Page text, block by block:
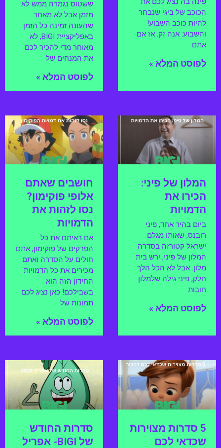
הכוכב של ביגי שנבחר
להיות כוכב השבוע!
והשבוע: אנה זק. אז אם
אתם
לפוסט המלא »
ששטוס נגמרה ממש לא
מזמן אבל לא מאחר
שהעונה זמינה כל הזמן
באפליקציית BIGI, לא
מאוחר מדי להכיר לכם
את המנחים של
לפוסט המלא »
המלון של פיני:
הכירו את
הדמויות
ביום בהיר אחד, פיני
רובנס, שאותו מגלם
ישראל קטורזה בסדרה
המלון של פיני, ירש בית
מלון. אבל לא הכל הלך
חלק, פיני גילה שלמלון
חובות
לפוסט המלא »
חושבים שאתם
אלופי פוקימון?
נסו לזהות את
הדמויות
אם ראיתם את כל
הפרקים של פוקימון, אתם
חולים על הסדרה ואתם
מכירים את כל הדמויות
החידון הזה הוא
בשבילכם! כאן נציג לכם
תמונות של
לפוסט המלא »
5 סדרות מצוירות
שכדאי לכם
סדרות החודש
של BIGI- אפריל